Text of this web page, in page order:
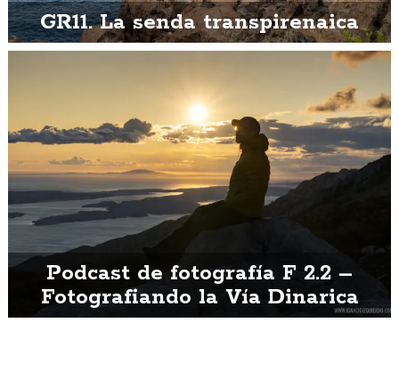
GR11. La senda transpirenaica
Podcast de fotografía F 2.2 –
Fotografiando la Vía Dinarica